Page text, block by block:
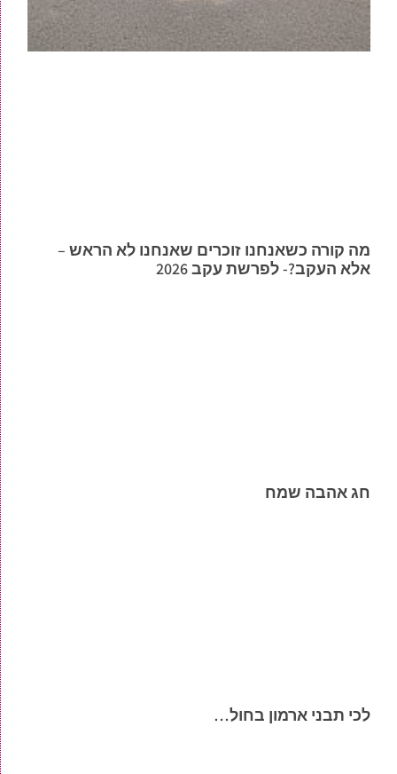
מה קורה כשאנחנו זוכרים שאנחנו לא הראש –
אלא העקב?- לפרשת עקב 2026
חג אהבה שמח
לכי תבני ארמון בחול…